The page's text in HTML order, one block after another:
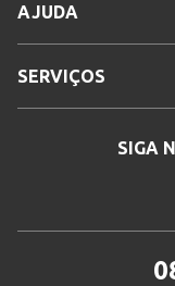
AJUDA
SERVIÇOS
SIGA